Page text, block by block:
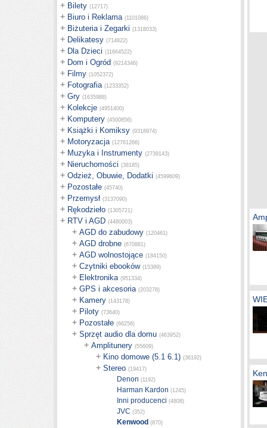
+ Bilety (12717)
+ Biuro i Reklama (1101086)
+ Biżuteria i Zegarki (1318033)
+ Delikatesy (714822)
+ Dla Dzieci (11664522)
+ Dom i Ogród (9214346)
+ Filmy (1052372)
+ Fotografia (1233352)
+ Gry (1635988)
+ Kolekcje (4951400)
+ Komputery (4500856)
+ Książki i Komiksy (9318974)
+ Motoryzacja (12761266)
+ Muzyka i Instrumenty (2739143)
+ Nieruchomości (38185)
+ Odzież, Obuwie, Dodatki (4599609)
+ Pozostałe (45740)
+ Przemysł (3137090)
+ Rękodzieło (1305721)
+ RTV i AGD (4480003)
+ AGD do zabudowy (120461)
+ AGD drobne (670881)
+ AGD wolnostojące (184150)
+ Czytniki ebooków (15389)
+ Elektronika (951334)
+ GPS i akcesoria (203278)
+ Kamery (143178)
+ Piloty (73640)
+ Pozostałe (66256)
+ Sprzęt audio dla domu (463952)
+ Amplitunery (55609)
+ Kino domowe (5.1 6.1) (36192)
+ Stereo (19417)
Denon (1192)
Harman Kardon (1245)
Inni producenci (4808)
JVC (352)
Kenwood (870)